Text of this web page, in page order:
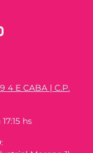
4 E CABA | C.P.
hs
: